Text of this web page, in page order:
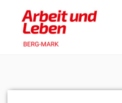
content